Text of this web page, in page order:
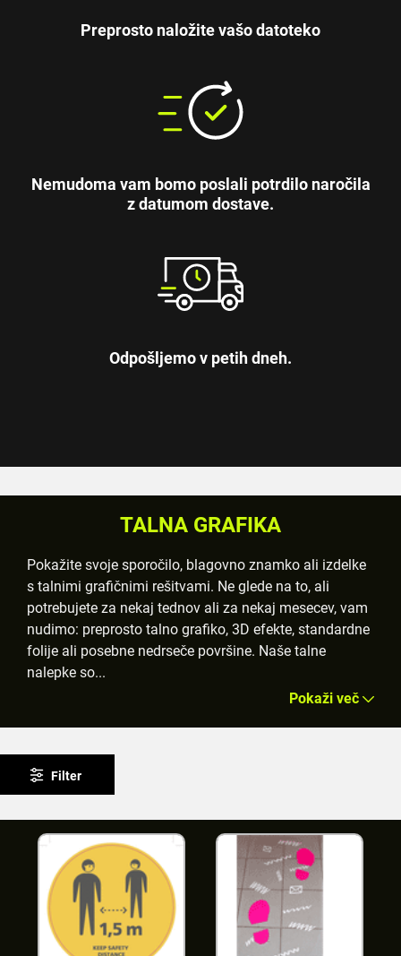
Preprosto naložite vašo datoteko
Nemudoma vam bomo poslali potrdilo naročila
z datumom dostave.
Odpošljemo v petih dneh.
TALNA GRAFIKA
Pokažite svoje sporočilo, blagovno znamko ali izdelke
s talnimi grafičnimi rešitvami. Ne glede na to, ali
potrebujete za nekaj tednov ali za nekaj mesecev, vam
nudimo: preprosto talno grafiko, 3D efekte, standardne
folije ali posebne nedrseče površine. Naše talne
nalepke so...
Pokaži več
Filter